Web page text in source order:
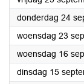
donderdag 24
woensdag 23
woensdag 16
dinsdag 15